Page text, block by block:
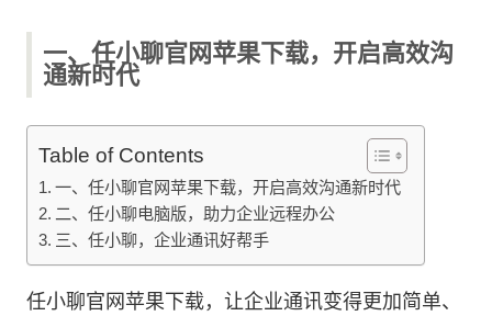
一、任小聊官网苹果下载，开启高效沟
通新时代
Table of Contents
一、任小聊官网苹果下载，开启高效沟通新时代
二、任小聊电脑版，助力企业远程办公
三、任小聊，企业通讯好帮手
任小聊官网苹果下载，让企业通讯变得更加简单、